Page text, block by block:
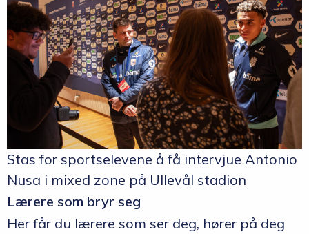
Stas for sportselevene å få intervjue Antonio
Nusa i mixed zone på Ullevål stadion
Lærere som bryr seg
Her får du lærere som ser deg, hører på deg